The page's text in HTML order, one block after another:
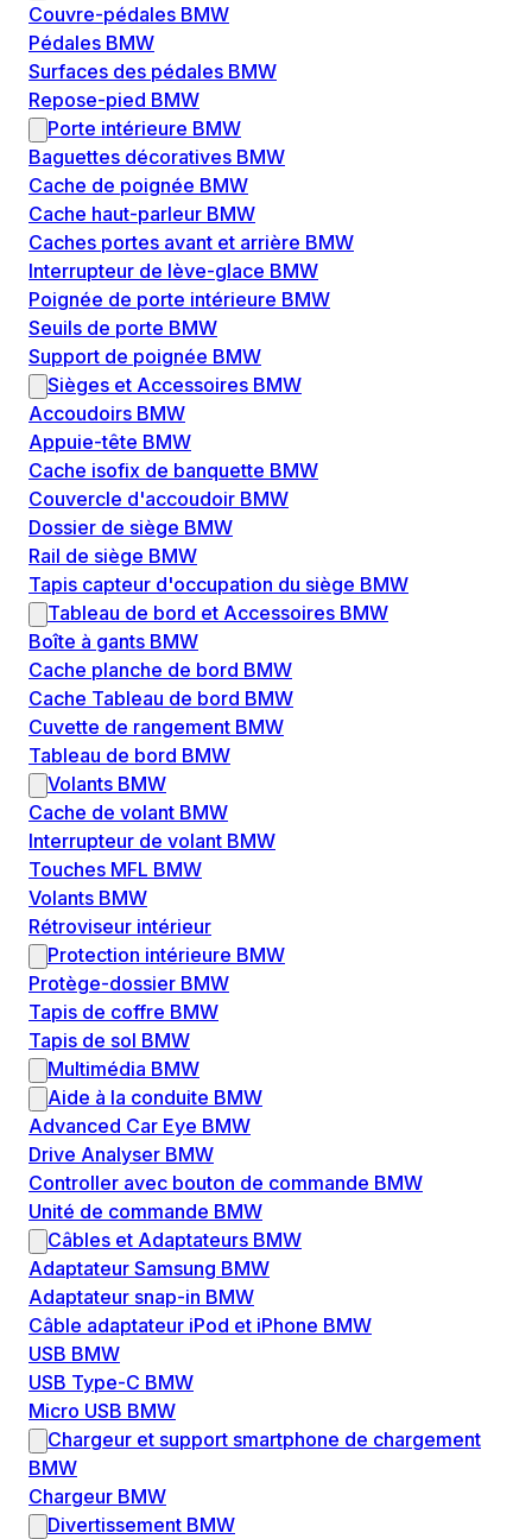
Couvre-pédales BMW
Pédales BMW
Surfaces des pédales BMW
Repose-pied BMW
Porte intérieure BMW
Baguettes décoratives BMW
Cache de poignée BMW
Cache haut-parleur BMW
Caches portes avant et arrière BMW
Interrupteur de lève-glace BMW
Poignée de porte intérieure BMW
Seuils de porte BMW
Support de poignée BMW
Sièges et Accessoires BMW
Accoudoirs BMW
Appuie-tête BMW
Cache isofix de banquette BMW
Couvercle d'accoudoir BMW
Dossier de siège BMW
Rail de siège BMW
Tapis capteur d'occupation du siège BMW
Tableau de bord et Accessoires BMW
Boîte à gants BMW
Cache planche de bord BMW
Cache Tableau de bord BMW
Cuvette de rangement BMW
Tableau de bord BMW
Volants BMW
Cache de volant BMW
Interrupteur de volant BMW
Touches MFL BMW
Volants BMW
Rétroviseur intérieur
Protection intérieure BMW
Protège-dossier BMW
Tapis de coffre BMW
Tapis de sol BMW
Multimédia BMW
Aide à la conduite BMW
Advanced Car Eye BMW
Drive Analyser BMW
Controller avec bouton de commande BMW
Unité de commande BMW
Câbles et Adaptateurs BMW
Adaptateur Samsung BMW
Adaptateur snap-in BMW
Câble adaptateur iPod et iPhone BMW
USB BMW
USB Type-C BMW
Micro USB BMW
Chargeur et support smartphone de chargement
BMW
Chargeur BMW
Divertissement BMW